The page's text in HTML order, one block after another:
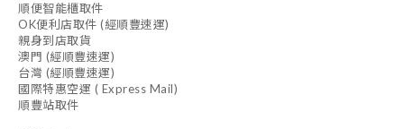
順便智能櫃取件
OK便利店取件 (經順豐速運)
親身到店取貨
澳門 (經順豐速運)
台灣 (經順豐速運)
國際特惠空運 ( Express Mail)
順豐站取件